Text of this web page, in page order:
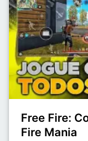
Free Fire:
Fire Mania